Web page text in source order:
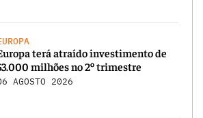
terá atraído investimento de
milhões no 2º trimestre
AGOSTO 2026